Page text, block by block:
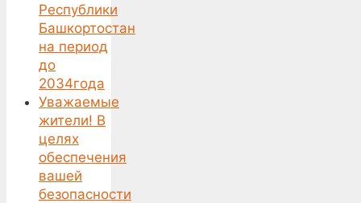
Республики
Башкортостан
на период
до
2034года
Уважаемые
жители! В
целях
обеспечения
вашей
безопасности